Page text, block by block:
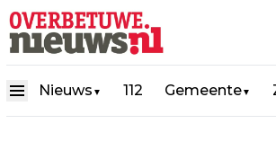
Nieuws ▼ 112 Gemeente▼